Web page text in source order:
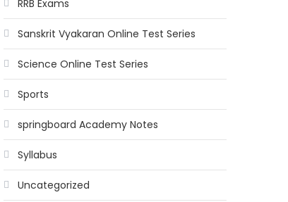
RRB Exams
Sanskrit Vyakaran Online Test Series
Science Online Test Series
Sports
springboard Academy Notes
Syllabus
Uncategorized